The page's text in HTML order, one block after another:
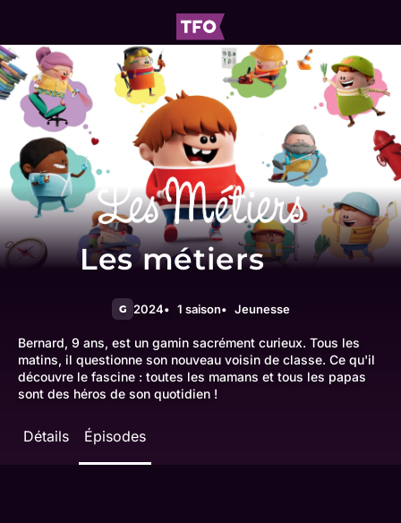
Les métiers
G 2024 1 saison Jeunesse
Bernard, 9 ans, est un gamin sacrément curieux. Tous les
matins, il questionne son nouveau voisin de classe. Ce qu'il
découvre le fascine : toutes les mamans et tous les papas
sont des héros de son quotidien !
Détails Épisodes